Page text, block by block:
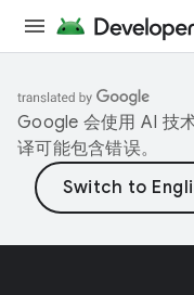
Google 会使用 AI 技
译可能包含错误。